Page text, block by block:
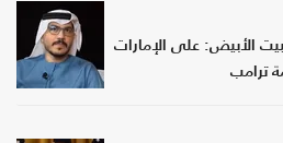
البيت الأبيض: على الإمارات
ترامب